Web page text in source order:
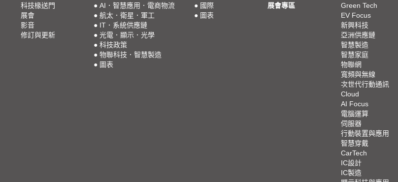
科技椽送門
展會
影音
修訂與更新
● AI．智慧應用．電商物流
● 航太．衛星．軍工
● IT．系統供應鏈
● 光電．顯示．光學
● 科技政策
● 物聯科技．智慧製造
● 圖表
● 國際
● 圖表
展會專區
Green Tech
EV Focus
新興科技
亞洲供應鏈
智慧製造
智慧家庭
物聯網
寬頻與無線
次世代行動通訊
Cloud
AI Focus
電腦運算
伺服器
行動裝置與應用
智慧穿戴
CarTech
IC設計
IC製造